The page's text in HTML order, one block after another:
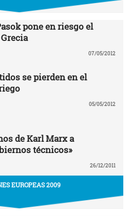
pone en riesgo el
07/05/2012
se pierden en el
05/05/2012
de Karl Marx a
técnicos»
26/12/2011
EUROPEAS 2009